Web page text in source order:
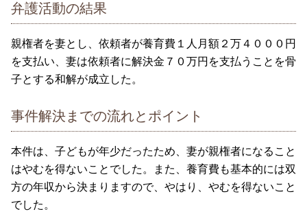
弁護活動の結果
親権者を妻とし、依頼者が養育費１人月額２万４０００円
を支払い、妻は依頼者に解決金７０万円を支払うことを骨
子とする和解が成立した。
事件解決までの流れとポイント
本件は、子どもが年少だったため、妻が親権者になること
はやむを得ないことでした。また、養育費も基本的には双
方の年収から決まりますので、やはり、やむを得ないこと
でした。